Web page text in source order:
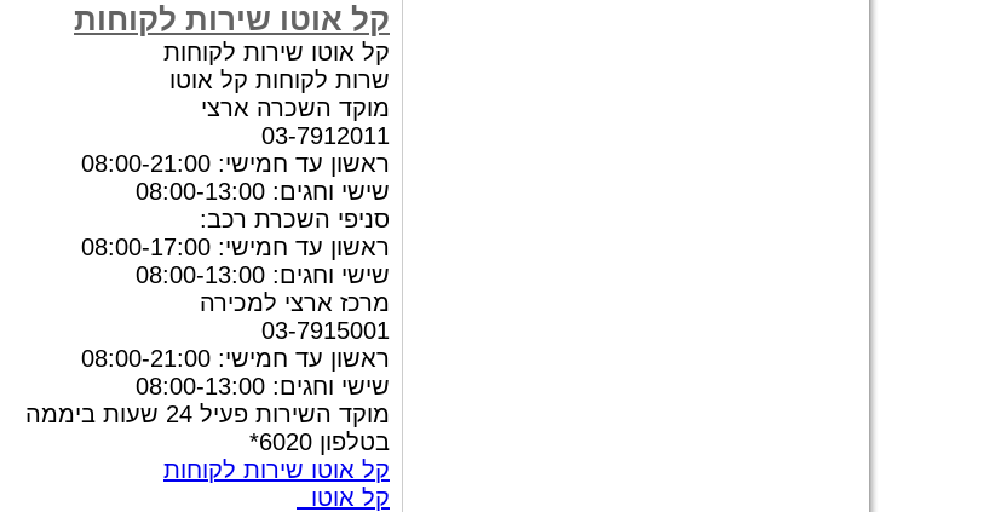
קל אוטו שירות לקוחות
קל אוטו שירות לקוחות
שרות לקוחות קל אוטו
מוקד השכרה ארצי
03-7912011
ראשון עד חמישי: 08:00-21:00
שישי וחגים: 08:00-13:00
סניפי השכרת רכב:
ראשון עד חמישי: 08:00-17:00
שישי וחגים: 08:00-13:00
מרכז ארצי למכירה
03-7915001
ראשון עד חמישי: 08:00-21:00
שישי וחגים: 08:00-13:00
מוקד השירות פעיל 24 שעות ביממה
בטלפון 6020*
קל אוטו שירות לקוחות
קל אוטו